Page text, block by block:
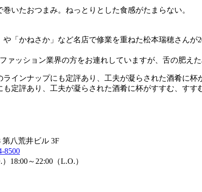
いたおつまみ。ねっとりとした食感がたまらない。
や「かねさか」など名店で修業を重ねた松本瑞穂さん
ァッション業界の方をお連れしていますが、舌の肥え
も定評あり、工夫が凝らされた酒肴に杯がすすむ、す
第八荒井ビル 3F
8500
18:00～22:00（L.O.）